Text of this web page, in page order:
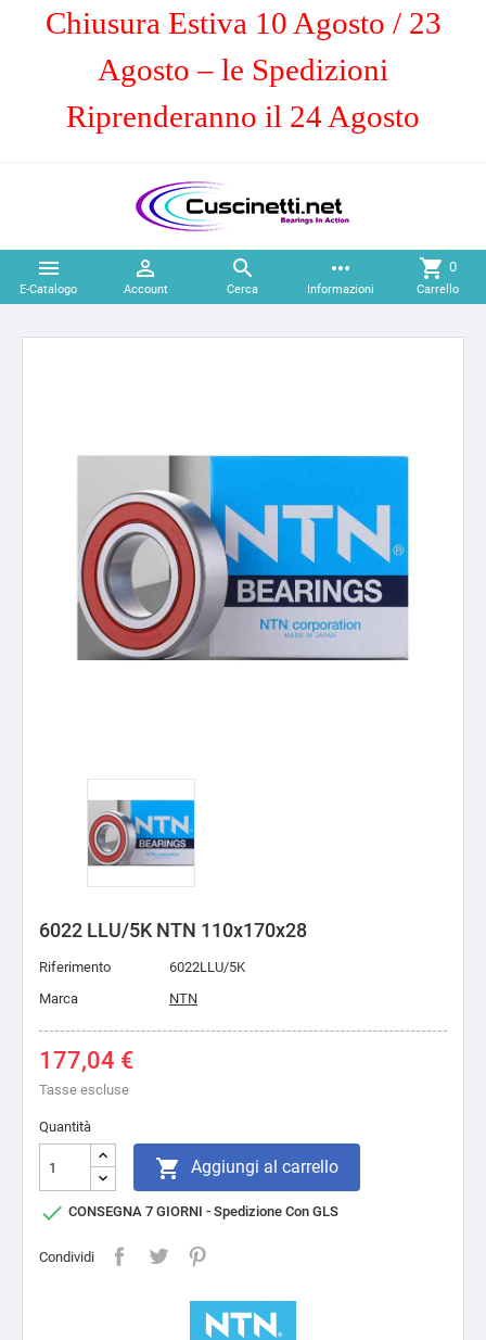
Chiusura Estiva 10 Agosto / 23
Agosto – le Spedizioni
Riprenderanno il 24 Agosto

E-Catalogo

Account

Cerca
more_horiz
Informazioni
shopping_cart 0
Carrello
6022 LLU/5K NTN 110x170x28
Riferimento
6022LLU/5K
Marca
NTN
177,04 €
Tasse escluse
Quantità
 Aggiungi al carrello
 CONSEGNA 7 GIORNI - Spedizione Con GLS
Condividi